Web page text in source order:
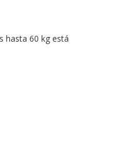
hasta 60 kg está